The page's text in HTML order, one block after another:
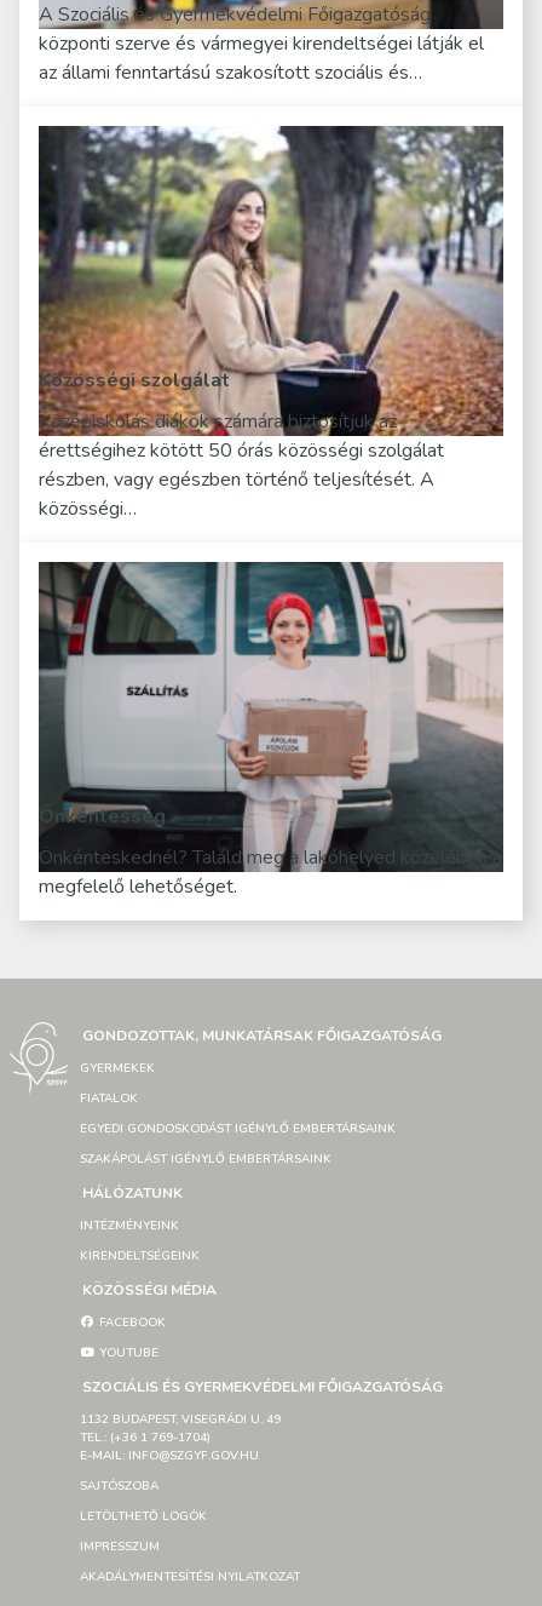
A Szociális és Gyermekvédelmi Főigazgatóság
központi szerve és vármegyei kirendeltségei látják el
az állami fenntartású szakosított szociális és…
Közösségi szolgálat
Középiskolás diákok számára biztosítjuk az
érettségihez kötött 50 órás közösségi szolgálat
részben, vagy egészben történő teljesítését. A
közösségi…
Önkéntesség
Önkénteskednél? Találd meg a lakóhelyed közelében a
megfelelő lehetőséget.
GONDOZOTTAK, MUNKATÁRSAK FŐIGAZGATÓSÁG
GYERMEKEK
FIATALOK
EGYEDI GONDOSKODÁST IGÉNYLŐ EMBERTÁRSAINK
SZAKÁPOLÁST IGÉNYLŐ EMBERTÁRSAINK
HÁLÓZATUNK
INTÉZMÉNYEINK
KIRENDELTSÉGEINK
KÖZÖSSÉGI MÉDIA
FACEBOOK
YOUTUBE
SZOCIÁLIS ÉS GYERMEKVÉDELMI FŐIGAZGATÓSÁG
1132 BUDAPEST, VISEGRÁDI U. 49
TEL.: (+36 1 769-1704)
E-MAIL: INFO@SZGYF.GOV.HU
SAJTÓSZOBA
LETÖLTHETŐ LOGÓK
IMPRESSZUM
AKADÁLYMENTESÍTÉSI NYILATKOZAT